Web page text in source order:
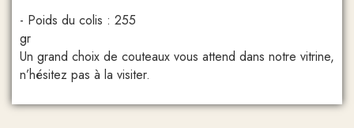
- Poids du colis : 255
Un grand choix de couteaux vous attend dans notre vitrine,
n’hésitez pas à la visiter.